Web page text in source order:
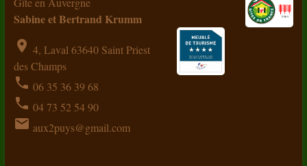
Sabine et Bertrand Krumm
location_on 4, Laval 63640 Saint Priest
des Champs
phone 06 35 36 39 68
phone 04 73 52 54 90
email aux2puys@gmail.com